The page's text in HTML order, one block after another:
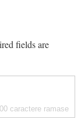
fields are
caractere ramase